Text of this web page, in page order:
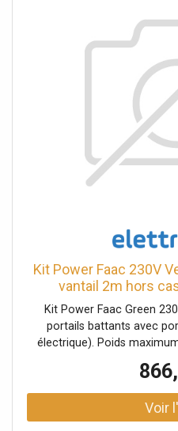
étroit en matériau durable
La variante reflective
gaine textile
Kit Power Faac 230V
vantail 2m hors
Kit Power Faac Green
portails battants avec
électrique). Poids
(code